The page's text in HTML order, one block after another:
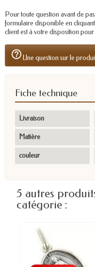
Pour toute question avant de
formulaire disponible en
client est à votre disposition
help_outlineUne question sur le
Fiche technique
Livraison
Matière
couleur
5 autres
catégorie :